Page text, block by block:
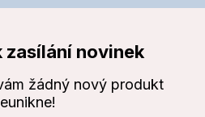
zasílání novinek
žádný nový produkt